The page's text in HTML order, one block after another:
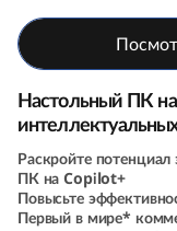
C
e
nНастольный ПК
высокой
Раскройте
ПК на Copilot+
Повысьте
Первый в мире*